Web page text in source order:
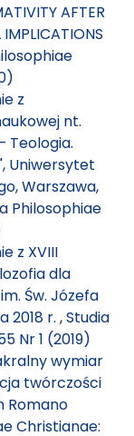
AFTER
z
nt.
Teologia.
Uniwersytet
Warszawa,
Philosophiae
z XVIII
dla
Św. Józefa
2018 r. ,Studia
Nr 1 (2019)
wymiar
twórczości
Romano
Christianae: